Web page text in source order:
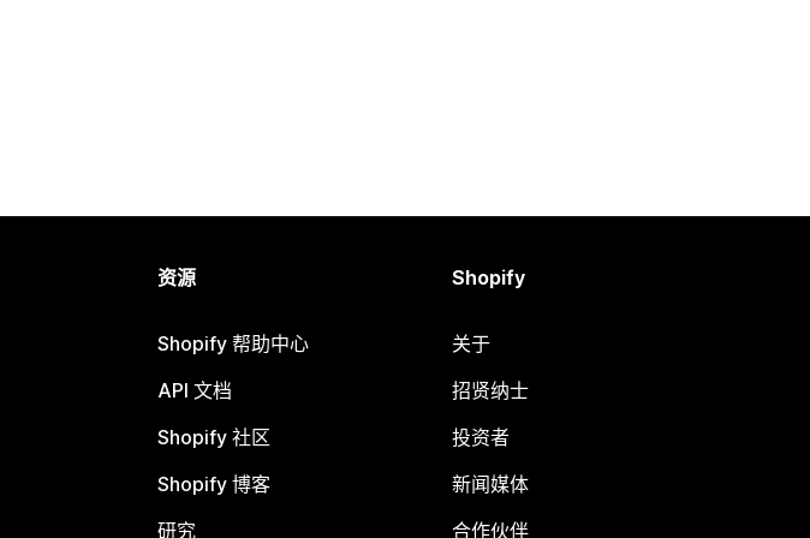
资源
Shopify 帮助中心
API 文档
Shopify 社区
Shopify 博客
研究
Shopify
关于
招贤纳士
投资者
新闻媒体
合作伙伴